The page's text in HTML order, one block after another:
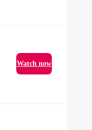
Watch now